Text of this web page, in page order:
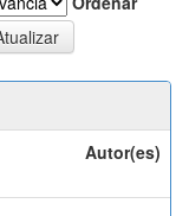
Autor(es)